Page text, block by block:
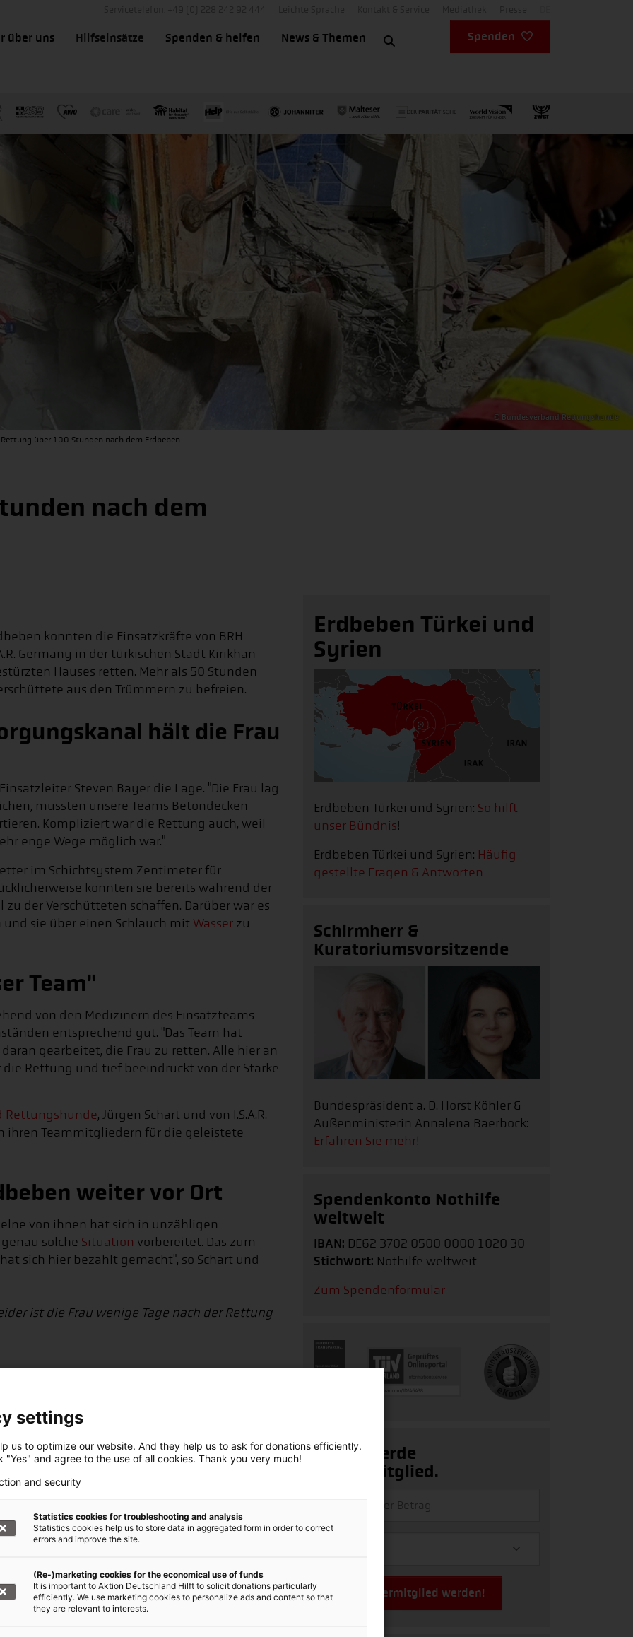
über uns Hilfseinsätze Spenden & helfen News & Themen Spenden
© Bundesverband Rettungshunde
Rettung über 100 Stunden nach dem Erdbeben
nach dem
konnten die Einsatzkräfte von BRH
Germany in der türkischen Stadt Kirikhan
Hauses retten. Mehr als 50 Stunden
aus den Trümmern zu befreien.
hält die Frau
Steven Bayer die Lage. "Die Frau lag
mussten unsere Teams Betondecken
Kompliziert war die Rettung auch, weil
enge Wege möglich war."
im Schichtsystem Zentimeter für
konnten sie bereits während der
der Verschütteten schaffen. Darüber war es
sie über einen Schlauch mit Wasser zu
Team"
von den Medizinern des Einsatzteams
entsprechend gut. "Das Team hat
gearbeitet, die Frau zu retten. Alle hier an
Rettung und tief beeindruckt von der Stärke
Rettungshunde, Jürgen Schart und von I.S.A.R.
ihren Teammitgliedern für die geleistete
weiter vor Ort
von ihnen hat sich in unzähligen
solche Situation vorbereitet. Das zum
sich hier bezahlt gemacht", so Schart und
ist die Frau wenige Tage nach der Rettung
+++
der Hilfsorganisationen,
Menschen in der Türkei und Syrien.
Türkei und Syrien
1020 30, BIC: BFSWDE33XXX
spenden!
Erdbeben Türkei und
Syrien
Erdbeben Türkei und Syrien: So hilft
unser Bündnis!
Erdbeben Türkei und Syrien: Häufig
gestellte Fragen & Antworten
Schirmherr &
Kuratoriumsvorsitzende
Bundespräsident a. D. Horst Köhler &
Außenministerin Annalena Baerbock:
Erfahren Sie mehr!
Spendenkonto Nothilfe
weltweit
IBAN: DE62 3702 0500 0000 1020 30
Stichwort: Nothilfe weltweit
Zum Spendenformular
Ja, ich werde
Fördermitglied.
Jetzt Fördermitglied werden!
settings
us to optimize our website. And they help us to ask for donations efficiently.
"Yes" and agree to the use of all cookies. Thank you very much!
and security
Statistics cookies for troubleshooting and analysis
Statistics cookies help us to store data in aggregated form in order to correct
errors and improve the site.
(Re-)marketing cookies for the economical use of funds
It is important to Aktion Deutschland Hilft to solicit donations particularly
efficiently. We use marketing cookies to personalize ads and content so that
they are relevant to interests.